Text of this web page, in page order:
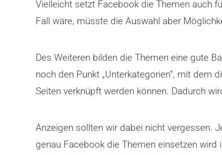
Vielleicht setzt Facebook die Themen auch
Fall wäre, müsste die Auswahl aber
Des Weiteren bilden die Themen eine gute
noch den Punkt „Unterkategorien“, mit dem
Seiten verknüpft werden können. Dadurch
Anzeigen sollten wir dabei nicht vergessen.
genau Facebook die Themen einsetzen